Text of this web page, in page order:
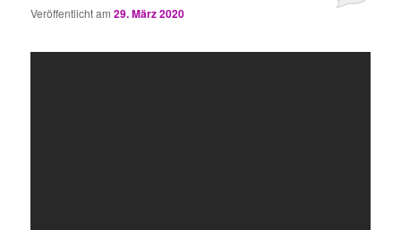
Veröffentlicht am29. März 2020